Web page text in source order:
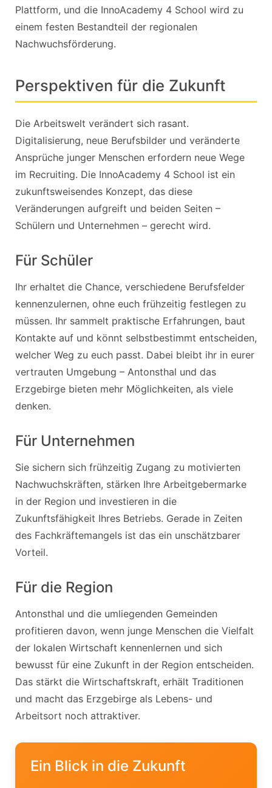
Plattform, und die InnoAcademy 4 School wird zu
einem festen Bestandteil der regionalen
Nachwuchsförderung.
Perspektiven für die Zukunft
Die Arbeitswelt verändert sich rasant.
Digitalisierung, neue Berufsbilder und veränderte
Ansprüche junger Menschen erfordern neue Wege
im Recruiting. Die InnoAcademy 4 School ist ein
zukunftsweisendes Konzept, das diese
Veränderungen aufgreift und beiden Seiten –
Schülern und Unternehmen – gerecht wird.
Für Schüler
Ihr erhaltet die Chance, verschiedene Berufsfelder
kennenzulernen, ohne euch frühzeitig festlegen zu
müssen. Ihr sammelt praktische Erfahrungen, baut
Kontakte auf und könnt selbstbestimmt entscheiden,
welcher Weg zu euch passt. Dabei bleibt ihr in eurer
vertrauten Umgebung – Antonsthal und das
Erzgebirge bieten mehr Möglichkeiten, als viele
denken.
Für Unternehmen
Sie sichern sich frühzeitig Zugang zu motivierten
Nachwuchskräften, stärken Ihre Arbeitgebermarke
in der Region und investieren in die
Zukunftsfähigkeit Ihres Betriebs. Gerade in Zeiten
des Fachkräftemangels ist das ein unschätzbarer
Vorteil.
Für die Region
Antonsthal und die umliegenden Gemeinden
profitieren davon, wenn junge Menschen die Vielfalt
der lokalen Wirtschaft kennenlernen und sich
bewusst für eine Zukunft in der Region entscheiden.
Das stärkt die Wirtschaftskraft, erhält Traditionen
und macht das Erzgebirge als Lebens- und
Arbeitsort noch attraktiver.
Ein Blick in die Zukunft